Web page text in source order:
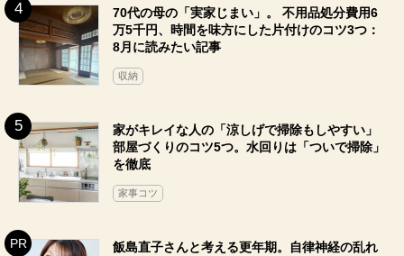
70代の母の「実家じまい」。 不用品処分費用6
万5千円、時間を味方にした片付けのコツ3つ：
8月に読みたい記事
収納
家がキレイな人の「涼しげで掃除もしやすい」
部屋づくりのコツ5つ。水回りは「ついで掃除」
を徹底
家事コツ
飯島直子さんと考える更年期。自律神経の乱れ